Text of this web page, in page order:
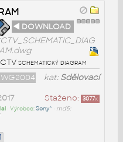
◄ DOWNLOAD
schematický diagram
kat:Sdělovací
Staženo: 3077x
• Výrobce:Sony^ • md5: